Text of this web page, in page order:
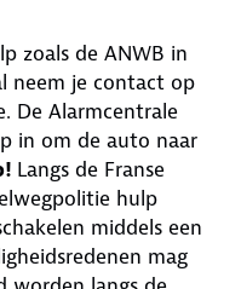
zoals de ANWB in
neem je contact op
De Alarmcentrale
in om de auto naar
Langs de Franse
hulp
middels een
mag